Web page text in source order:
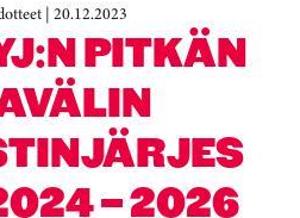
| 20.12.2023
PITKÄN
– 2026